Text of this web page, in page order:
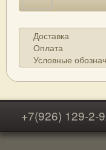
Доставка
Оплата
Условные
+7(926) 129-2-